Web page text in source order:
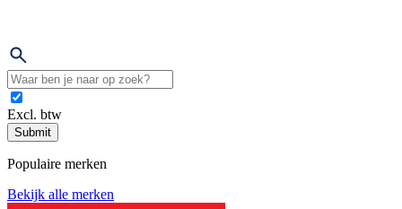
Excl. btw
Submit
Populaire merken
Bekijk alle merken